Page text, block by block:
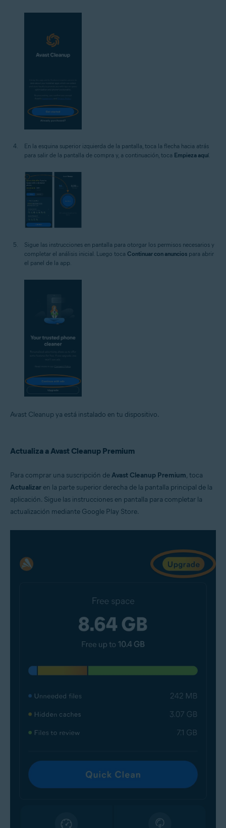
En la esquina superior izquierda de la pantalla, toca la flecha hacia atrás
para salir de la pantalla de compra y, a continuación, toca Empieza aquí.
Sigue las instrucciones en pantalla para otorgar los permisos necesarios y
completar el análisis inicial. Luego toca Continuar con anuncios para abrir
el panel de la app.
Avast Cleanup ya está instalado en tu dispositivo.
Actualiza a Avast Cleanup Premium
Para comprar una suscripción deAvast Cleanup Premium, toca
Actualizar en la parte superior derecha de la pantalla principal de la
aplicación. Sigue las instrucciones en pantalla para completar la
actualización mediante Google Play Store.